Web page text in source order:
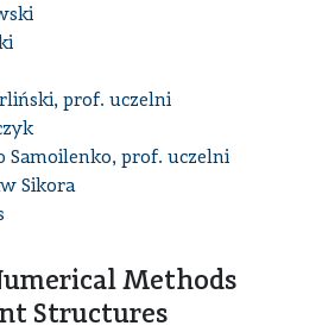
prof. uczelni
Samoilenko, prof. uczelni
Sikora
Methods
Structures